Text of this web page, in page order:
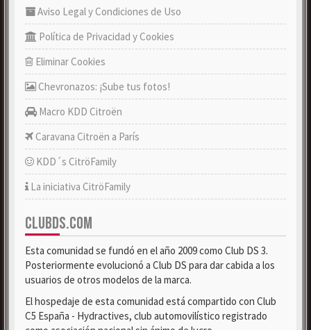
Aviso Legal y Condiciones de Uso
Política de Privacidad y Cookies
Eliminar Cookies
Chevronazos: ¡Sube tus fotos!
Macro KDD Citroën
Caravana Citroën a París
KDD´s CitröFamily
La iniciativa CitröFamily
CLUBDS.COM
Esta comunidad se fundó en el año 2009 como Club DS 3.
Posteriormente evolucionó a Club DS para dar cabida a los
usuarios de otros modelos de la marca.
El hospedaje de esta comunidad está compartido con Club
C5 España - Hydractives, club automovilístico registrado